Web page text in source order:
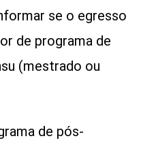
se o egresso
de programa de
(mestrado ou
de pós-